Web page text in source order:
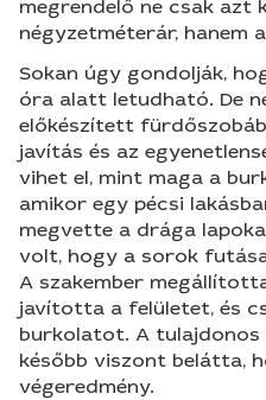
megrendelő ne csak azt
négyzetméterár, hanem
Sokan úgy gondolják,
óra alatt letudható. De
előkészített
javítás és az
vihet el, mint maga a
amikor egy pécsi
megvette a drága
volt, hogy a sorok
A szakember
javította a felületet, és
burkolatot. A tulajdonos
később viszont belátta,
végeredmény.